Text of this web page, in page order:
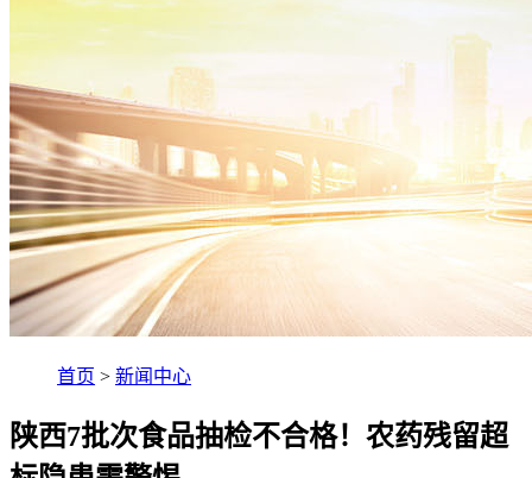
首页 > 新闻中心
陕西7批次食品抽检不合格！农药残留超